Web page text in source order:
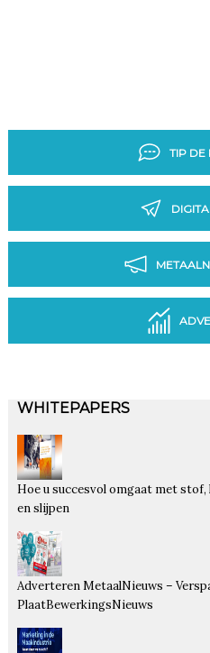
TIP DE
WHITEPAPERS
Hoe u succesvol omgaat met
en slijpen
Adverteren MetaalNieuws –
PlaatBewerkingsNieuws